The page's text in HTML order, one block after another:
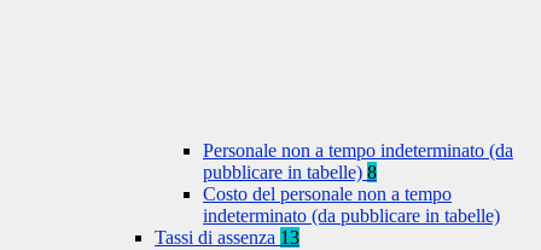
Personale non a tempo indeterminato (da
pubblicare in tabelle) 8
Costo del personale non a tempo
indeterminato (da pubblicare in tabelle)
Tassi di assenza 13